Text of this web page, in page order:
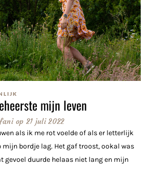
mijn leven
op 21 juli 2022
als ik me rot voelde of als er letterlijk
bordje lag. Het gaf troost, ookal was
gevoel duurde helaas niet lang en mijn